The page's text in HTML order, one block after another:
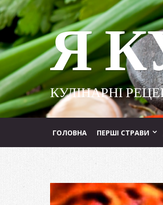
Я
КУЛІНАРНІ
ГОЛОВНА ПЕРШІ СТРАВИ